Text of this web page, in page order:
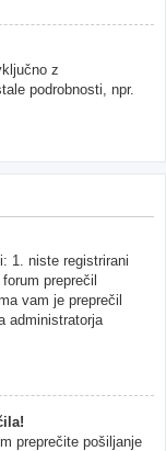
z
podrobnosti, npr.
1. niste registrirani
preprečil
vam je preprečil
administratorja
preprečite pošiljanje